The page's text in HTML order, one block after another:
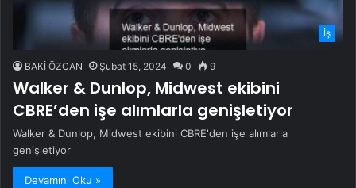
İş
BAKİ ÖZCAN Şubat 15, 2024 0 9
Walker & Dunlop, Midwest ekibini
CBRE’den işe alımlarla genişletiyor
Walker & Dunlop, Midwest ekibini CBRE'den işe alımlarla
genişletiyor
Devamını Oku »